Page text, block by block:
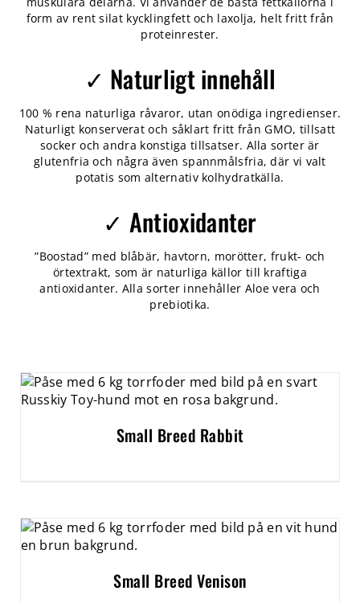
form av rent silat kycklingfett och laxolja, helt fritt från
proteinrester.
✓ Naturligt innehåll
100 % rena naturliga råvaror, utan onödiga ingredienser.
Naturligt konserverat och såklart fritt från GMO, tillsatt
socker och andra konstiga tillsatser. Alla sorter är
glutenfria och några även spannmålsfria, där vi valt
potatis som alternativ kolhydratkälla.
✓ Antioxidanter
”Boostad” med blåbär, havtorn, morötter, frukt- och
örtextrakt, som är naturliga källor till kraftiga
antioxidanter. Alla sorter innehåller Aloe vera och
prebiotika.
Small Breed Rabbit
Small Breed Venison